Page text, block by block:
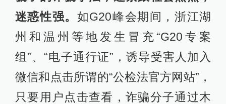
迷惑性强。 如G20峰会期间，浙江湖
州和温州等地发生冒充“G20专案
组”、“电子通行证”，诱导受害人加入
微信和点击所谓的“公检法官方网站”，
只要用户点击查看，诈骗分子通过木